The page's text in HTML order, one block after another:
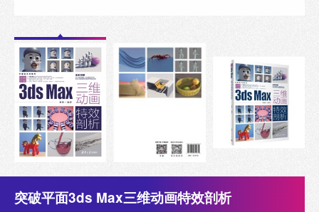
突破平面3ds Max三维动画特效剖析